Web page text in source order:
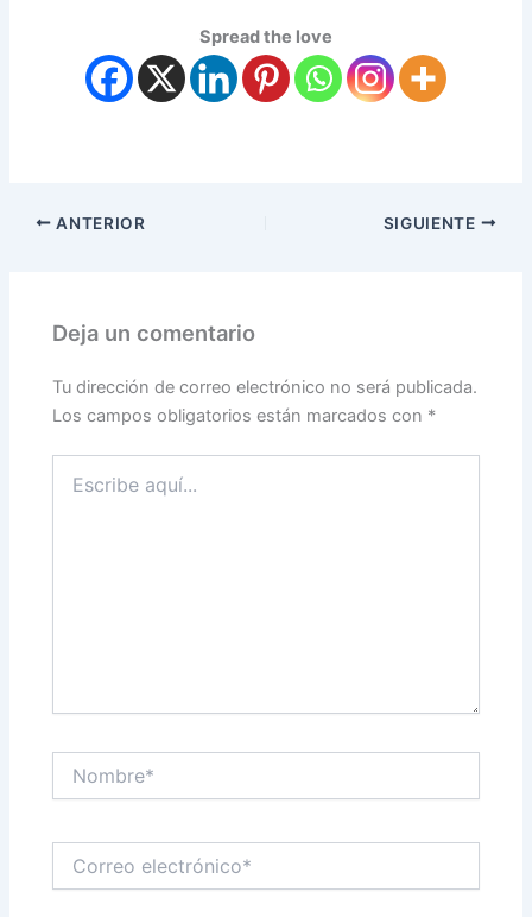
Spread the love
ANTERIOR SIGUIENTE
Deja un comentario
Tu dirección de correo electrónico no será publicada.
Los campos obligatorios están marcados con *
aquí...
electrónico*